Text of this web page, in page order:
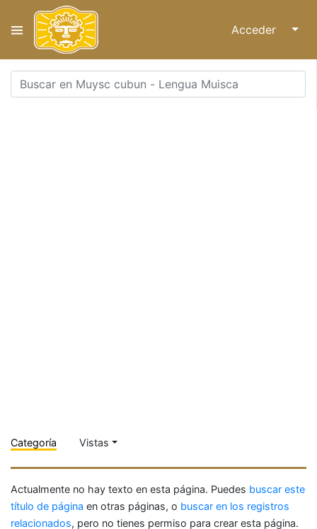
Acceder ↓
Categoría Vistas
Actualmente no hay texto en esta página. Puedes buscar este
título de página en otras páginas, o buscar en los registros
relacionados, pero no tienes permiso para crear esta página.